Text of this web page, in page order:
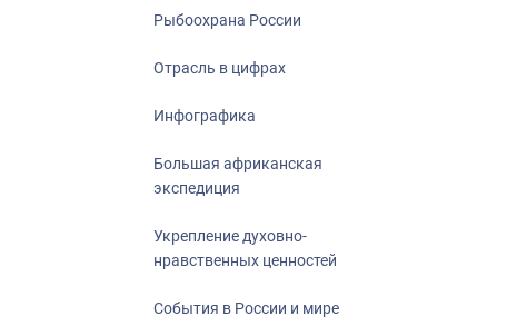
Рыбоохрана России
Отрасль в цифрах
Инфографика
Большая африканская
экспедиция
Укрепление духовно-
нравственных ценностей
События в России и мире